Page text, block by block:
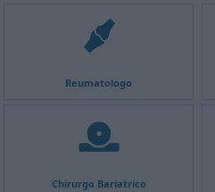
Reumatologo
Chirurgo Bariatrico